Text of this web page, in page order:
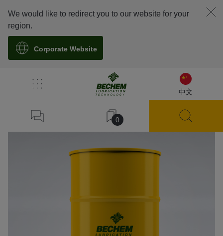
中文
0
We would like to redirect you to our website for your
region.
Corporate Website
溯源